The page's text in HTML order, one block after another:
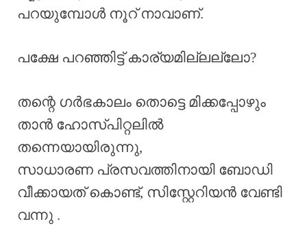
പറയുമ്പോൾ നൂറ് നാവാണ്.
പക്ഷേ പറഞ്ഞിട്ട് കാര്യമില്ലല്ലോ?
തന്റെ ഗർഭകാലം തൊട്ടെ മിക്കപ്പോഴും
താൻ ഹോസ്പിറ്റലിൽ
തന്നെയായിരുന്നു,
സാധാരണ പ്രസവത്തിനായി ബോഡി
വീക്കായത് കൊണ്ട്, സിസ്റ്റേറിയൻ വേണ്ടി
വന്നു .